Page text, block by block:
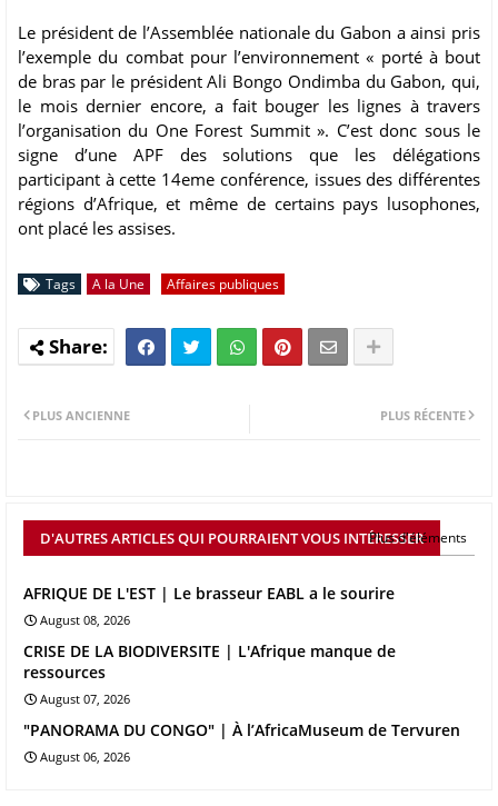
Le président de l’Assemblée nationale du Gabon a ainsi pris
l’exemple du combat pour l’environnement « porté à bout
de bras par le président Ali Bongo Ondimba du Gabon, qui,
le mois dernier encore, a fait bouger les lignes à travers
l’organisation du One Forest Summit ». C’est donc sous le
signe d’une APF des solutions que les délégations
participant à cette 14eme conférence, issues des différentes
régions d’Afrique, et même de certains pays lusophones,
ont placé les assises.
Tags A la Une Affaires publiques
PLUS RÉCENTE
PLUS ANCIENNE
D'AUTRES ARTICLES QUI POURRAIENT VOUS INTÉRESSER
Plus d'éléments
AFRIQUE DE L'EST | Le brasseur EABL a le sourire
August 08, 2026
CRISE DE LA BIODIVERSITE | L'Afrique manque de
ressources
August 07, 2026
"PANORAMA DU CONGO" | À l’AfricaMuseum de Tervuren
August 06, 2026